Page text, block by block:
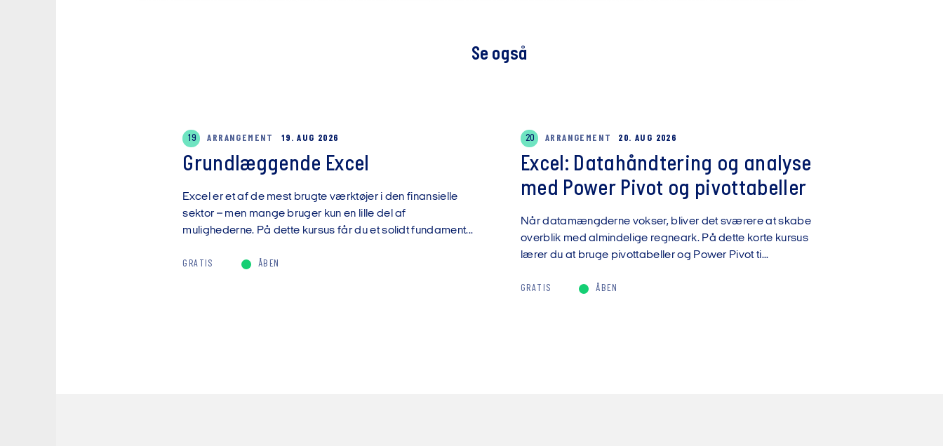
Se også
19 ARRANGEMENT 19. AUG 2026
Grundlæggende Excel
Excel er et af de mest brugte værktøjer i den finansielle
sektor – men mange bruger kun en lille del af
mulighederne. På dette kursus får du et solidt fundament...
GRATIS ÅBEN
20 ARRANGEMENT 20. AUG 2026
Excel: Datahåndtering og analyse
med Power Pivot og pivottabeller
Når datamængderne vokser, bliver det sværere at skabe
overblik med almindelige regneark. På dette korte kursus
lærer du at bruge pivottabeller og Power Pivot ti...
GRATIS ÅBEN